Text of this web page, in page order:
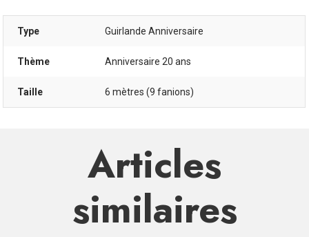
Type Guirlande Anniversaire
Thème Anniversaire 20 ans
Taille 6 mètres (9 fanions)
Articles
similaires